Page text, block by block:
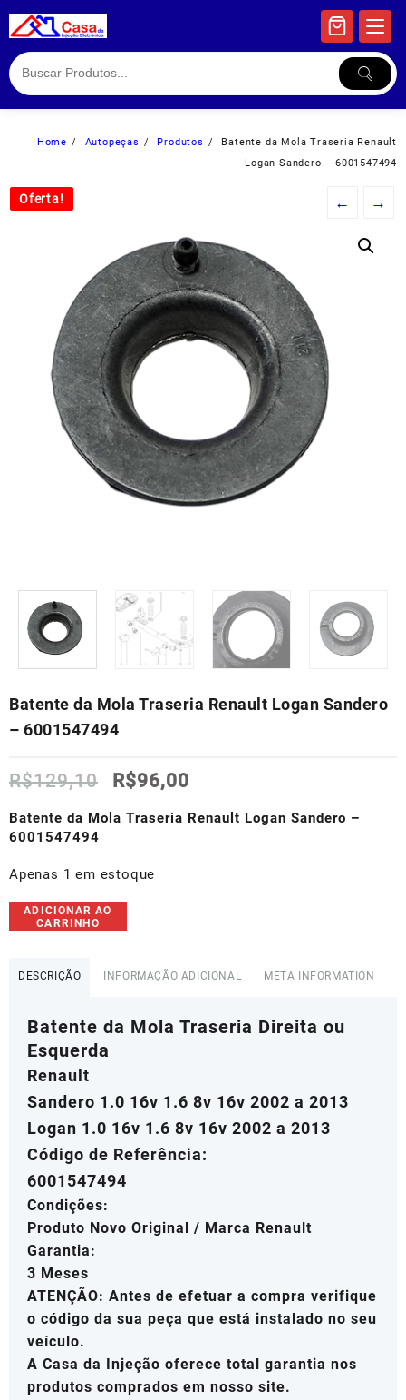
to
Home Autopeças Produtos
Batente da Mola Traseria Renault
Logan Sandero – 6001547494
Oferta! ← →
Batente da Mola Traseria Renault Logan Sandero
– 6001547494
R$129,10
O
original
R$96,00
atual
Batente da Mola Traseria Renault Logan Sandero –
6001547494
Apenas 1 em estoque
Batente
da
Traseria
Renault
Sandero
6001547494
quantidade
ADICIONAR AO
CARRINHO
DESCRIÇÃO INFORMAÇÃO ADICIONAL META INFORMATION
Batente da Mola Traseria Direita ou
Esquerda
Renault
Sandero 1.0 16v 1.6 8v 16v 2002 a 2013
Logan 1.0 16v 1.6 8v 16v 2002 a 2013
Código de Referência:
6001547494
Condições:
Produto Novo Original / Marca Renault
Garantia:
3 Meses
ATENÇÃO: Antes de efetuar a compra verifique
o código da sua peça que está instalado no seu
veículo.
A Casa da Injeção oferece total garantia nos
produtos comprados em nosso site.
Oferta!